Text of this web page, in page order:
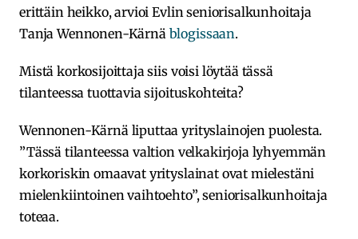
erittäin heikko, arvioi Evlin seniorisalkunhoitaja
Tanja Wennonen-Kärnä blogissaan.
Mistä korkosijoittaja siis voisi löytää tässä
tilanteessa tuottavia sijoituskohteita?
Wennonen-Kärnä liputtaa yrityslainojen puolesta.
”Tässä tilanteessa valtion velkakirjoja lyhyemmän
korkoriskin omaavat yrityslainat ovat mielestäni
mielenkiintoinen vaihtoehto”, seniorisalkunhoitaja
toteaa.